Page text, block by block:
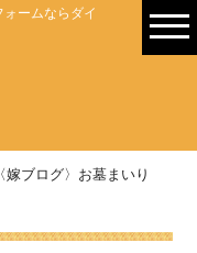
ームならダイ
ブログ〉お墓まいり